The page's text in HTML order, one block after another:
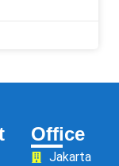
Office
Jakarta